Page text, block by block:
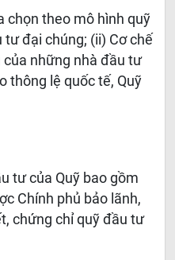
chọn theo mô hình quỹ
đại chúng; (ii) Cơ chế
của những nhà đầu tư
thông lệ quốc tế, Quỹ
tư của Quỹ bao gồm
Chính phủ bảo lãnh,
chứng chỉ quỹ đầu tư